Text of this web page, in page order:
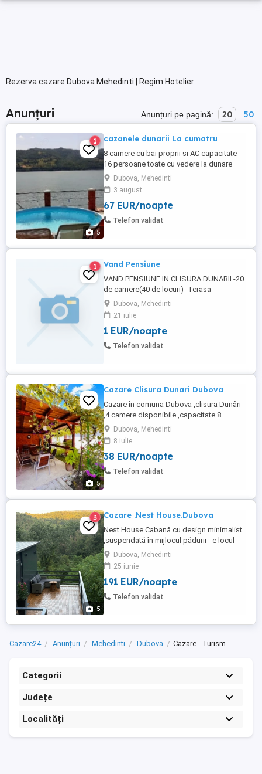
Rezerva cazare Dubova Mehedinti | Regim Hotelier
Anunțuri Anunțuri pe pagină: 20 50
5
1 cazanele dunarii La cumatru
8 camere cu bai proprii si AC capacitate
16 persoane toate cu vedere la dunare
Pensiunea are deschidere la dunare 25 m
se poate pescui
Dubova, Mehedinti
3 august
67 EUR/noapte
Telefon validat
1 Vand Pensiune
VAND PENSIUNE IN CLISURA DUNARII -20
de camere(40 de locuri) -Terasa
+restaurant (50 de locuri) Beneficiază de
pontoane la Dunăre (3 ) -Piscina -parcare -
Retea proprie de apa(puț) -Panouri
solare,plus multe altele,pentru mai multe
detalii sunați la
Dubova, Mehedinti
21 iulie
1 EUR/noapte
Telefon validat
5
Cazare Clisura Dunari Dubova
Cazare în comuna Dubova ,clisura Dunări
,4 camere disponibile ,capacitate 8
persone .
Dubova, Mehedinti
8 iulie
38 EUR/noapte
Telefon validat
5
3 Cazare .Nest House.Dubova
Nest House Cabană cu design minimalist
,suspendată în mijlocul pădurii - e locul
unde poți admira în liniște frumusețea
naturii . Un loc inedit, destinat cuplurilor,
creat pentru răsfăț + Jacuzzi .
Dubova, Mehedinti
25 iunie
191 EUR/noapte
Telefon validat
Cazare24 Anunțuri Mehedinti Dubova Cazare - Turism
Categorii
Județe
Localități